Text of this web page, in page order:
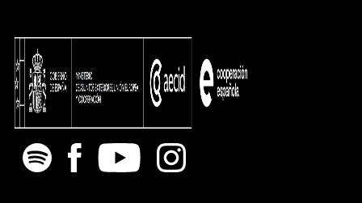
Spotify Facebook
Youtube Instagram